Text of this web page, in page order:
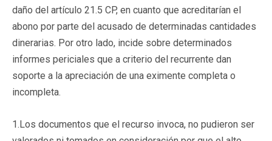
daño del artículo 21.5 CP, en cuanto que acreditarían el
abono por parte del acusado de determinadas cantidades
dinerarias. Por otro lado, incide sobre determinados
informes periciales que a criterio del recurrente dan
soporte a la apreciación de una eximente completa o
incompleta.
1.Los documentos que el recurso invoca, no pudieron ser